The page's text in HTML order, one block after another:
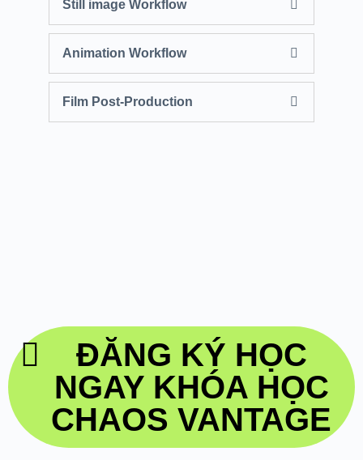
Still image Workflow
Animation Workflow
Film Post-Production
ĐĂNG KÝ HỌC
NGAY KHÓA HỌC
CHAOS VANTAGE